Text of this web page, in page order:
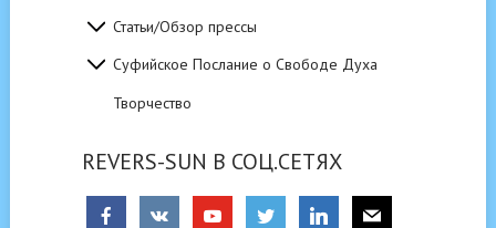
Статьи/Обзор прессы
Суфийское Послание о Свободе Духа
Творчество
REVERS-SUN В СОЦ.СЕТЯХ